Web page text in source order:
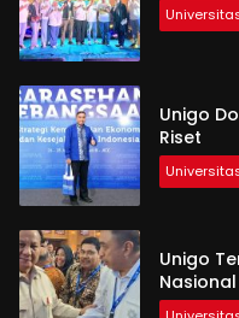
Unigo
Riset
Unigo
Nasional